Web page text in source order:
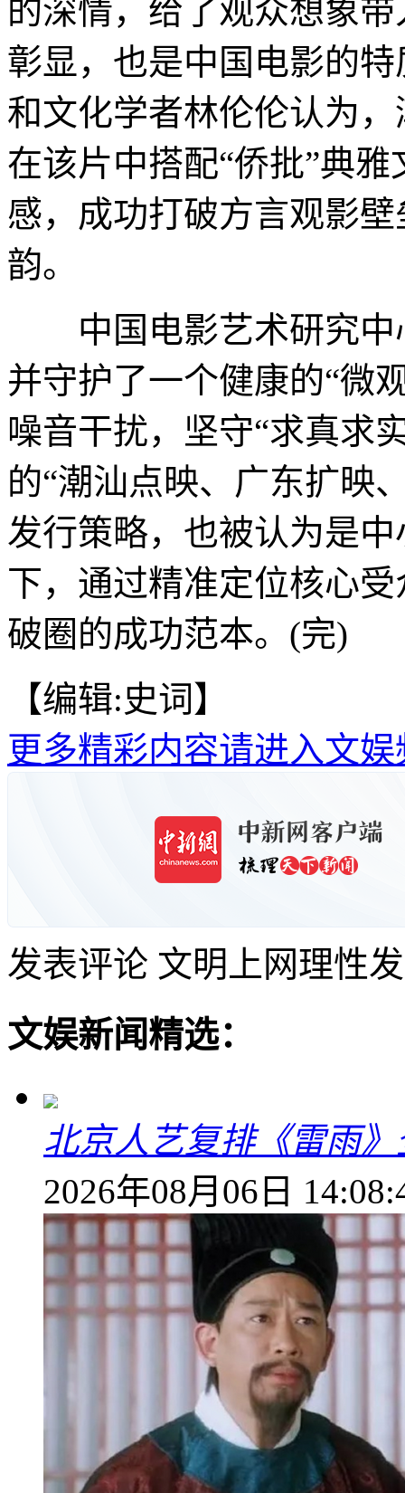
的深情，给了观众想象
彰显，也是中国电影的
和文化学者林伦伦认为
在该片中搭配“侨批”典
感，成功打破方言观影
韵。
中国电影艺术研究中
并守护了一个健康的“
噪音干扰，坚守“求真求
的“潮汕点映、广东扩映
发行策略，也被认为是
下，通过精准定位核心
破圈的成功范本。(完)
【编辑:史词】
更多精彩内容请进入文娱
发表评论 文明上网理性
文娱新闻精选：
北京人艺复排《雷雨》
2026年08月06日